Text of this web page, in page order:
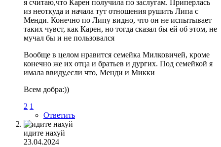
я считаю,что Карен получила по заслугам. Приперлась
из неоткуда и начала тут отношения рушить Липа с
Менди. Конечно по Липу видно, что он не испытывает
таких чувст, как Карен, но тогда сказал бы ей об этом, не
мучал бы и не пользовался
Вообще в целом нравится семейка Милковичей, кроме
конечно же их отца и братьев и дургих. Под семейкой я
имала ввиду,если что, Менди и Микки
Всем добра:))
2 1
Ответить
идите нахуй
23.04.2024